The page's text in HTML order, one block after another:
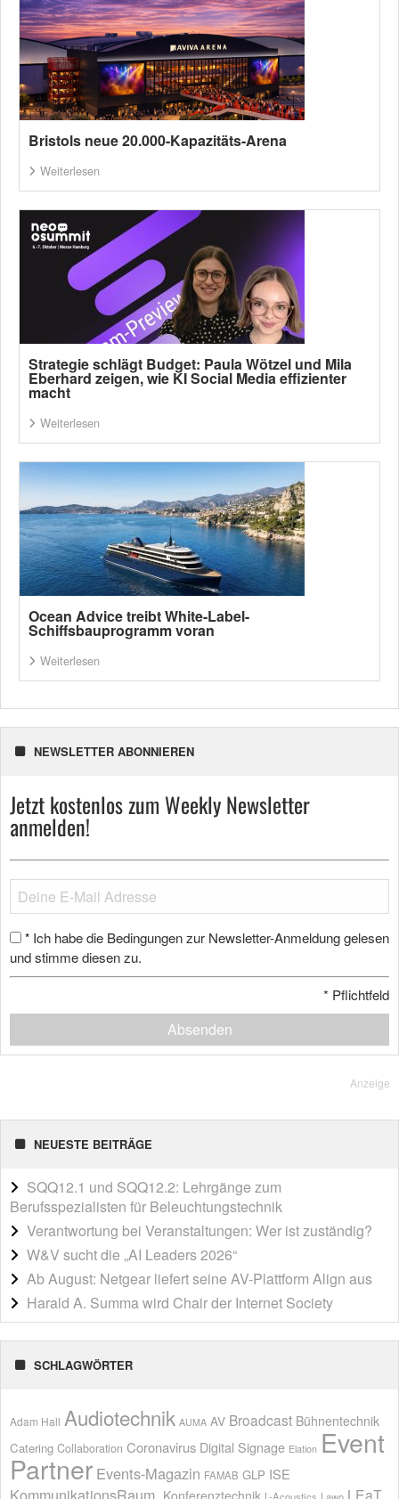
Bristols neue 20.000-Kapazitäts-Arena
Weiterlesen
Strategie schlägt Budget: Paula Wötzel und Mila
Eberhard zeigen, wie KI Social Media effizienter
macht
Weiterlesen
Ocean Advice treibt White-Label-
Schiffsbauprogramm voran
Weiterlesen
NEWSLETTER ABONNIEREN
Jetzt kostenlos zum Weekly Newsletter
anmelden!
* Ich habe die Bedingungen zur Newsletter-Anmeldung gelesen
und stimme diesen zu.
* Pflichtfeld
Absenden
Anzeige
NEUESTE BEITRÄGE
SQQ12.1 und SQQ12.2: Lehrgänge zum
Berufsspezialisten für Beleuchtungstechnik
Verantwortung bei Veranstaltungen: Wer ist zuständig?
W&V sucht die „AI Leaders 2026“
Ab August: Netgear liefert seine AV-Plattform Align aus
Harald A. Summa wird Chair der Internet Society
SCHLAGWÖRTER
Adam Hall Audiotechnik AUMA AV Broadcast Bühnentechnik
Catering Collaboration Coronavirus Digital Signage Elation Event
Partner Events-Magazin FAMAB GLP ISE
KommunikationsRaum. Konferenztechnik L-Acoustics Lawo LEaT